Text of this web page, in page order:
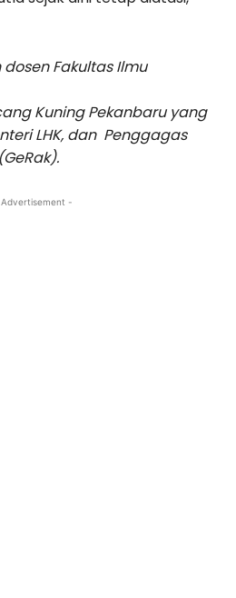
Fakultas Ilmu
Kuning Pekanbaru yang
LHK, dan Penggagas
-